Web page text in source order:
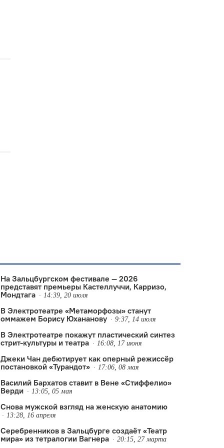
На Зальцбургском фестивале — 2026
представят премьеры Кастеллуччи, Карризо,
Мондтага
14:39, 20 июля
В Электротеатре «Метаморфозы» станут
оммажем Борису Юхананову
9:37, 14 июля
В Электротеатре покажут пластический синтез
стрит-культуры и театра
16:08, 17 июня
Джеки Чан дебютирует как оперный режиссёр
постановкой «Турандот»
17:06, 08 мая
Василий Бархатов ставит в Вене «Стиффелио»
Верди
13:05, 05 мая
Снова мужской взгляд на женскую анатомию
13:28, 16 апреля
Серебренников в Зальцбурге создаёт «Театр
мира» из тетралогии Вагнера
20:15, 27 марта